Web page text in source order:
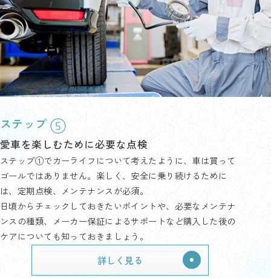
ステップ
愛車を楽しむために必要な点検
ステップ①でカーライフについて考えたように、車は買って
ゴールではありません。楽しく、安全に乗り続けるために
は、定期点検、メンテナンスが必須。
日頃からチェックしておきたいポイントや、必要なメンテナ
ンスの種類、メーカー保証によるサポートなど購入した後の
ケアについても知っておきましょう。
詳しく見る